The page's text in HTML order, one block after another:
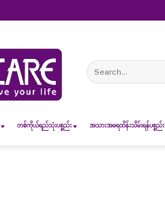
Search
for:
တစ်ကိုယ်ရည်သုံးပစ္စည်း အသားအရေထိန်းသိမ်းရန်ပစ္စည်း